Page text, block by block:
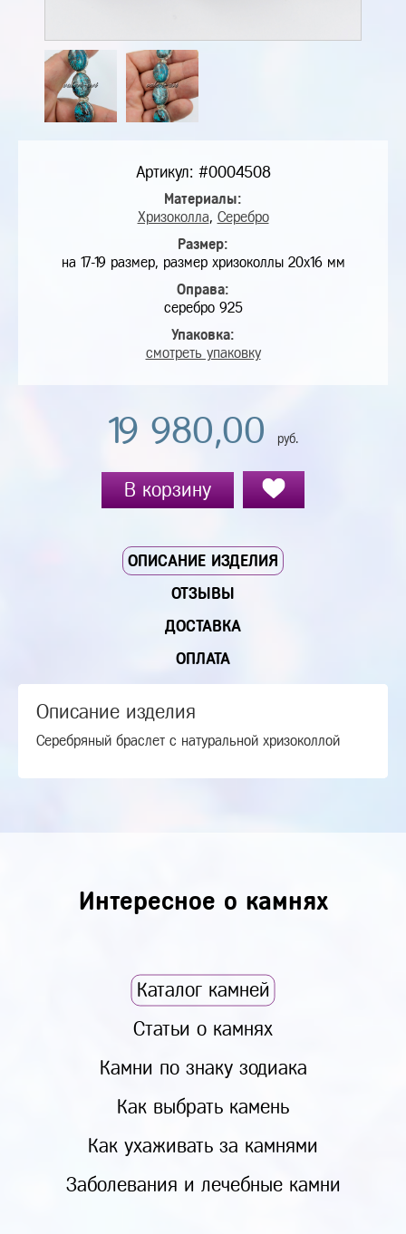
Артикул: #0004508
Материалы:
Хризоколла, Серебро
Размер:
на 17-19 размер, размер хризоколлы 20х16 мм
Оправа:
серебро 925
Упаковка:
смотреть упаковку
19 980,00 руб.
В корзину
ОПИСАНИЕ ИЗДЕЛИЯ
ОТЗЫВЫ
ДОСТАВКА
ОПЛАТА
Описание изделия
Серебряный браслет с натуральной хризоколлой
Интересное о камнях
Каталог камней
Статьи о камнях
Камни по знаку зодиака
Как выбрать камень
Как ухаживать за камнями
Заболевания и лечебные камни